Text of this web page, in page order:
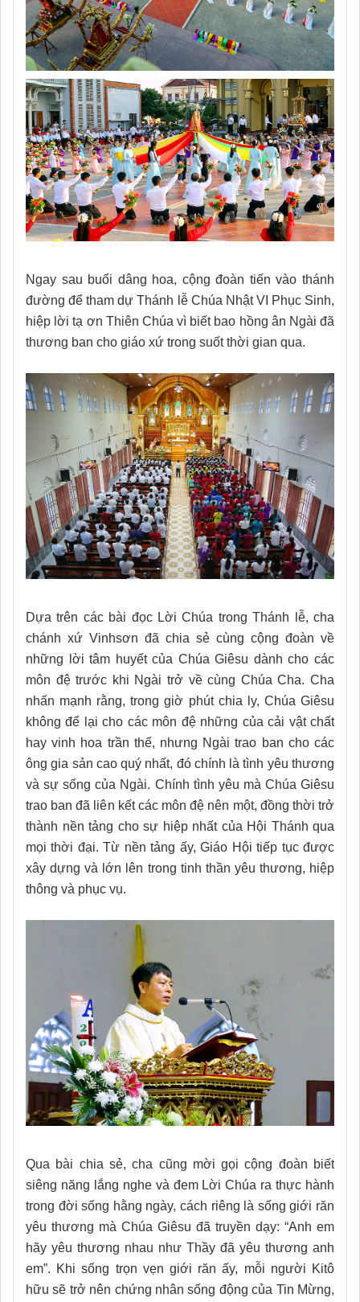
Ngay sau buổi dâng hoa, cộng đoàn tiến vào thánh
đường để tham dự Thánh lễ Chúa Nhật VI Phục Sinh,
hiệp lời tạ ơn Thiên Chúa vì biết bao hồng ân Ngài đã
thương ban cho giáo xứ trong suốt thời gian qua.
Dựa trên các bài đọc Lời Chúa trong Thánh lễ, cha
chánh xứ Vinhsơn đã chia sẻ cùng cộng đoàn về
những lời tâm huyết của Chúa Giêsu dành cho các
môn đệ trước khi Ngài trở về cùng Chúa Cha. Cha
nhấn mạnh rằng, trong giờ phút chia ly, Chúa Giêsu
không để lại cho các môn đệ những của cải vật chất
hay vinh hoa trần thế, nhưng Ngài trao ban cho các
ông gia sản cao quý nhất, đó chính là tình yêu thương
và sự sống của Ngài. Chính tình yêu mà Chúa Giêsu
trao ban đã liên kết các môn đệ nên một, đồng thời trở
thành nền tảng cho sự hiệp nhất của Hội Thánh qua
mọi thời đại. Từ nền tảng ấy, Giáo Hội tiếp tục được
xây dựng và lớn lên trong tinh thần yêu thương, hiệp
thông và phục vụ.
Qua bài chia sẻ, cha cũng mời gọi cộng đoàn biết
siêng năng lắng nghe và đem Lời Chúa ra thực hành
trong đời sống hằng ngày, cách riêng là sống giới răn
yêu thương mà Chúa Giêsu đã truyền dạy: “Anh em
hãy yêu thương nhau như Thầy đã yêu thương anh
em”. Khi sống trọn vẹn giới răn ấy, mỗi người Kitô
hữu sẽ trở nên chứng nhân sống động của Tin Mừng,